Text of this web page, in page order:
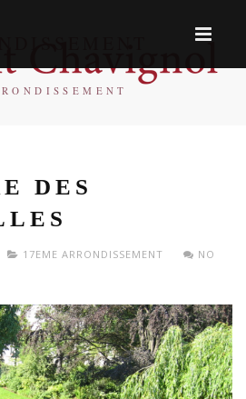
DES
17EME ARRONDISSEMENT
NO